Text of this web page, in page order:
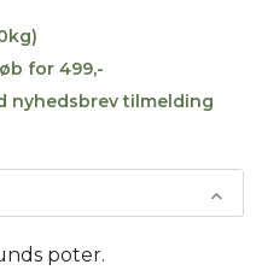
for 499,-
nyhedsbrev tilmelding
poter.